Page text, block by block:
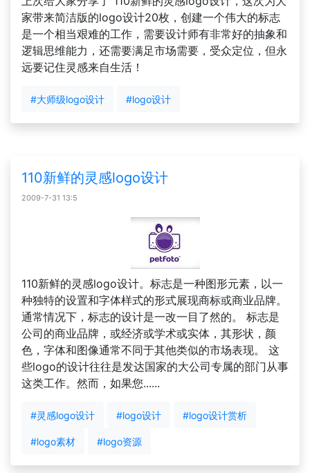
家带来简洁版的logo设计20枚，创建一个伟大的标志
是一个相当艰难的工作，需要设计师有非常好的抽象和
逻辑思维能力，还需要满足市场需要，受众定位，但永
远要记住灵感来自生活！
#大师级logo设计 #logo设计
110新鲜的灵感logo设计
2009-7-31 13:5
110新鲜的灵感logo设计。标志是一种图形元素，以一
种独特的设置和字体样式的形式展现商标或商业品牌。
通常情况下，标志的设计是一改一目了然的。 标志是
公司的商业品牌，或经济或学术或实体，其形状，颜
色，字体和图像通常不同于其他类似的市场表现。 这
些logo的设计往往是发达国家的大公司专属的部门从事
这类工作。然而，如果您......
#灵感logo设计 #logo设计 #logo设计赏析
#logo素材 #logo资源